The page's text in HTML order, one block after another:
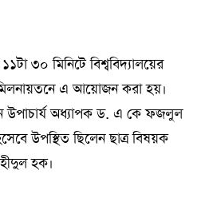
৩০ মিনিটে বিশ্ববিদ্যালয়ের
এ আয়োজন করা হয়।
উপাচার্য অধ্যাপক ড. এ কে ফজলুল
উপস্থিত ছিলেন ছাত্র বিষয়ক
হক।